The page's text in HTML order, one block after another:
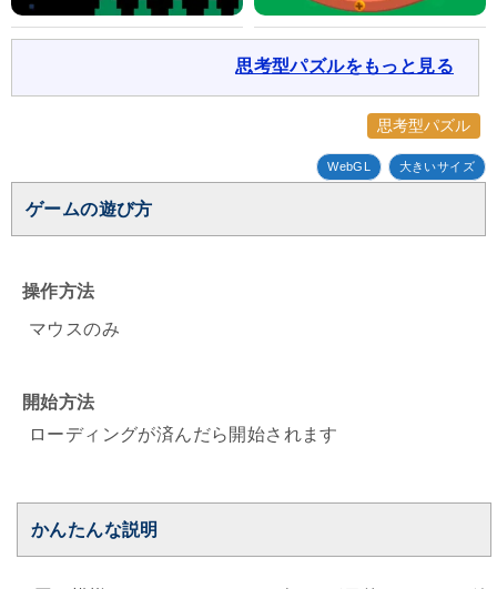
思考型パズルをもっと見る
思考型パズル
WebGL 大きいサイズ
ゲームの遊び方
操作方法
マウスのみ
開始方法
ローディングが済んだら開始されます
かんたんな説明